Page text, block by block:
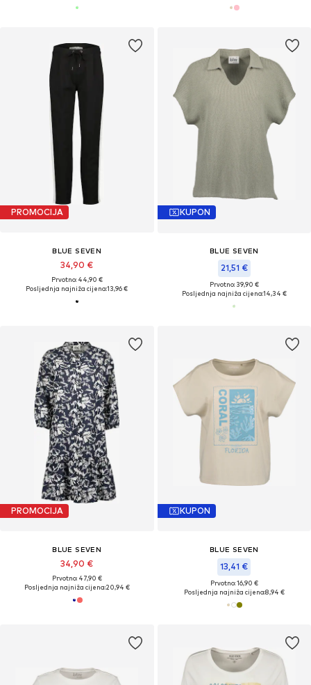
PROMOCIJA
BLUE SEVEN
34,90 €
Prvotno: 44,90 €
Posljednja najniža cijena:13,96 €
KUPON
BLUE SEVEN
21,51 €
Prvotno: 39,90 €
Posljednja najniža cijena:14,34 €
PROMOCIJA
BLUE SEVEN
34,90 €
Prvotno: 47,90 €
Posljednja najniža cijena:20,94 €
KUPON
BLUE SEVEN
13,41 €
Prvotno: 16,90 €
Posljednja najniža cijena:8,94 €